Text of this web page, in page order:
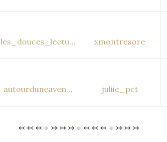
les_douces_lectu… xmontresore
autourduneaven… juliie_pct
↢ ↢ ↢ ● ↣ ↣ ↣ ● ↢ ↢ ↢ ● ↣ ↣ ↣